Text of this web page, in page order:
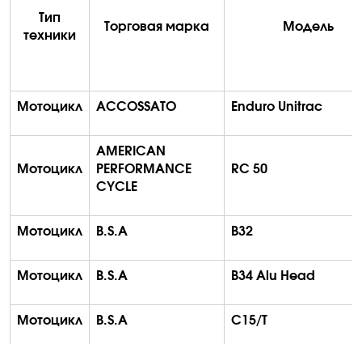
Тип
техники
Торговая марка Модель
Мотоцикл ACCOSSATO Enduro Unitrac
Мотоцикл
AMERICAN
PERFORMANCE
CYCLE
RC 50
Мотоцикл B.S.A B32
Мотоцикл B.S.A B34 Alu Head
Мотоцикл B.S.A C15/T